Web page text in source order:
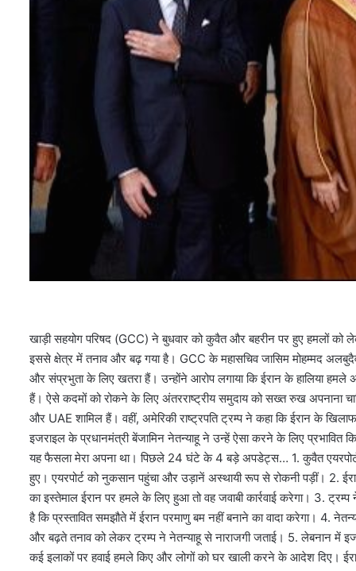
खाड़ी सहयोग परिषद (GCC) ने बुधवार को कुवैत और बहरीन पर हुए हमलों को
इससे क्षेत्र में तनाव और बढ़ गया है। GCC के महासचिव जासिम मोहम्मद
और संप्रभुता के लिए खतरा हैं। उन्होंने आरोप लगाया कि ईरान के हालिया हमले
हैं। ऐसे कदमों को रोकने के लिए अंतरराष्ट्रीय समुदाय को सख्त रुख अपनाना
और UAE शामिल हैं। वहीं, अमेरिकी राष्ट्रपति ट्रम्प ने कहा कि ईरान के
इजराइल के प्रधानमंत्री बेंजामिन नेतन्याहू ने उन्हें ऐसा करने के लिए प्रभावित
यह फैसला मेरा अपना था। पिछले 24 घंटे के 4 बड़े अपडेट्स… 1. कुवैत एयरपोर्ट
हुए। एयरपोर्ट को नुकसान पहुंचा और उड़ानें अस्थायी रूप से रोकनी पड़ीं। 2.
का इस्तेमाल ईरान पर हमले के लिए हुआ तो वह जवाबी कार्रवाई करेगा। 3. ट्रम्प
है कि प्रस्तावित समझौते में ईरान परमाणु बम नहीं बनाने का वादा करेगा। 4.
और बढ़ते तनाव को लेकर ट्रम्प ने नेतन्याहू से नाराजगी जताई। 5. लेबनान में
कई इलाकों पर हवाई हमले किए और लोगों को घर खाली करने के आदेश दिए।